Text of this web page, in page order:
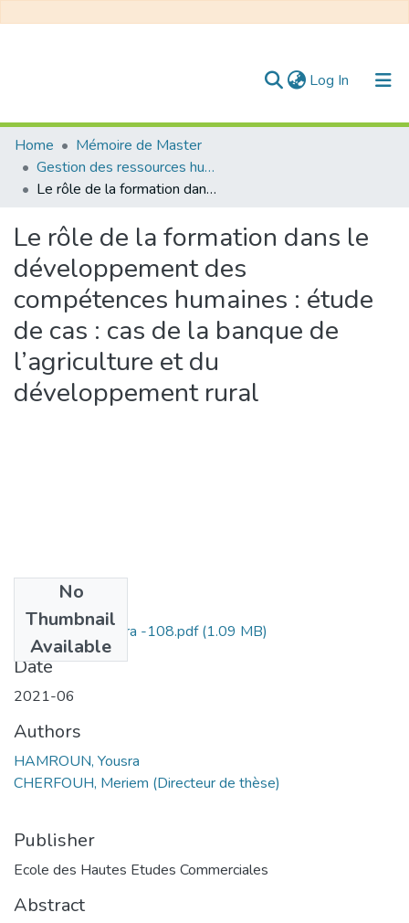
Log In (current)
Communities & Collections
All of DSpace
Home
Mémoire de Master
Gestion des ressources humaines
Le rôle de la formation dans le développement des compétences humaines : étude de cas : cas de la banque de l’agriculture et du développement rural
Le rôle de la formation dans le
développement des
compétences humaines : étude
de cas : cas de la banque de
l’agriculture et du
développement rural
No
Thumbnail
Available
HAMROUN Yousra -108.pdf(1.09 MB)
Date
2021-06
Authors
HAMROUN, Yousra
CHERFOUH, Meriem (Directeur de thèse)
Publisher
Ecole des Hautes Etudes Commerciales
Abstract